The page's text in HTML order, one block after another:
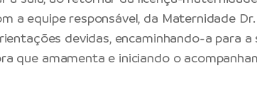
a equipe responsável, da Maternidade
devidas, encaminhando-a para
que amamenta e iniciando o